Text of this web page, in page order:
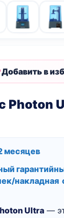
Photon
месяцев
накладная
Ultra—
Добавить в